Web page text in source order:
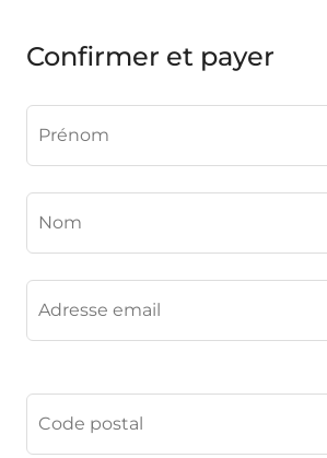
Confirmer et payer